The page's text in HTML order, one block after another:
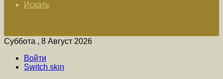
Искать
Суббота , 8 Август 2026
Войти
Switch skin